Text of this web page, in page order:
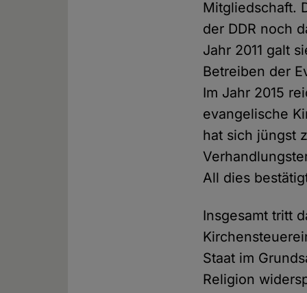
Mitgliedschaft.
der DDR noch
Jahr 2011 galt
Betreiben der
Im Jahr 2015
evangelische
hat sich jüngst
All dies
Insgesamt tritt
Staat im
Religion